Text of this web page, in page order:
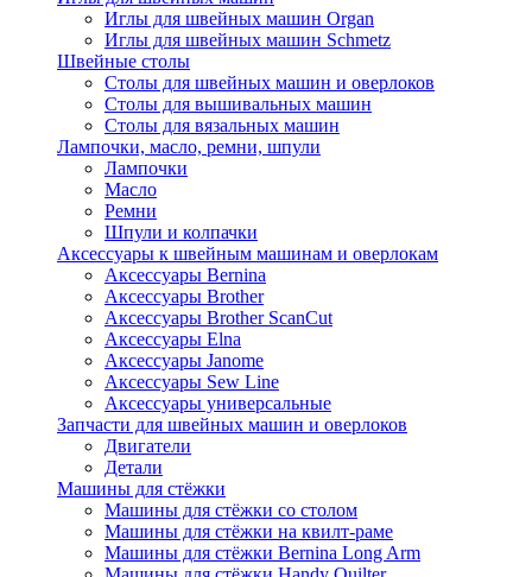
Иглы для швейных машин Organ
Иглы для швейных машин Schmetz
Швейные столы
Столы для швейных машин и оверлоков
Столы для вышивальных машин
Столы для вязальных машин
Лампочки, масло, ремни, шпули
Лампочки
Масло
Ремни
Шпули и колпачки
Аксессуары к швейным машинам и оверлокам
Аксессуары Bernina
Аксессуары Brother
Аксессуары Brother ScanCut
Аксессуары Elna
Аксессуары Janome
Аксессуары Sew Line
Аксессуары универсальные
Запчасти для швейных машин и оверлоков
Двигатели
Детали
Машины для стёжки
Машины для стёжки со столом
Машины для стёжки на квилт-раме
Машины для стёжки Bernina Long Arm